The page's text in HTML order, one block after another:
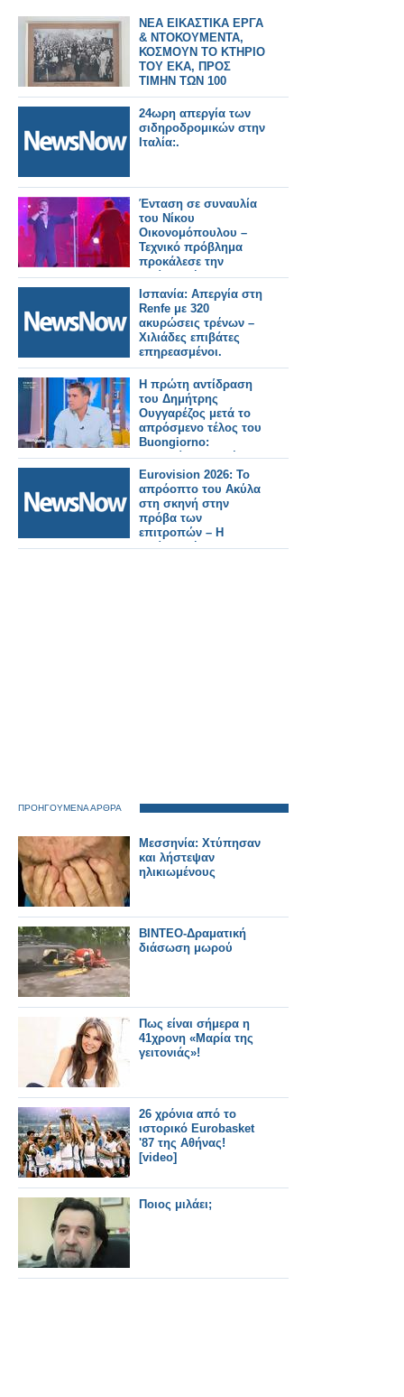
ΝΕΑ ΕΙΚΑΣΤΙΚΑ ΕΡΓΑ
& ΝΤΟΚΟΥΜΕΝΤΑ,
ΚΟΣΜΟΥΝ ΤΟ ΚΤΗΡΙΟ
ΤΟΥ ΕΚΑ, ΠΡΟΣ
ΤΙΜΗΝ ΤΩΝ 100
ΧΡΟΝΩΝ ΑΠΟ ΤΗΝ
ΑΙΜΑΤΟΒΑΜΕΝΗ
ΑΠΕΡΓΙΑ ΤΩΝ
ΚΑΠΝΕΡΓΑΤΩΝ (1926)
24ωρη απεργία των
σιδηροδρομικών στην
Ιταλία:.
Ένταση σε συναυλία
του Νίκου
Οικονομόπουλου –
Τεχνικό πρόβλημα
προκάλεσε την
αντίδρασή του
Ισπανία: Απεργία στη
Renfe με 320
ακυρώσεις τρένων –
Χιλιάδες επιβάτες
επηρεασμένοι.
Η πρώτη αντίδραση
του Δημήτρης
Ουγγαρέζος μετά το
απρόσμενο τέλος του
Buongiorno:
«Εννοείται πως έχω
πολλά να πω»
Eurovision 2026: Το
απρόοπτο του Ακύλα
στη σκηνή στην
πρόβα των
επιτροπών – Η
αντίδρασή του on
ΠΡΟΗΓΟΥΜΕΝΑ ΑΡΘΡΑ
Μεσσηνία: Χτύπησαν
και λήστεψαν
ηλικιωμένους
ΒΙΝΤΕΟ-Δραματική
διάσωση μωρού
Πως είναι σήμερα η
41χρονη «Μαρία της
γειτονιάς»!
26 χρόνια από το
ιστορικό Eurobasket
'87 της Αθήνας!
[video]
Ποιος μιλάει;